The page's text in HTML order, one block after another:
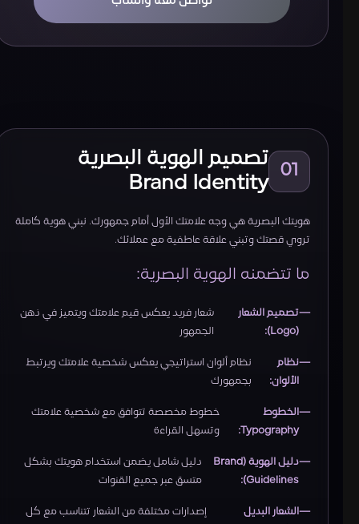
01
تصميم الهوية البصرية
Brand Identity
هويتك البصرية هي وجه علامتك الأول أمام جمهورك. نبني هوية كاملة
تروي قصتك وتبني علاقة عاطفية مع عملائك.
ما تتضمنه الهوية البصرية:
تصميم الشعار
(Logo):
شعار فريد يعكس قيم علامتك ويتميز في ذهن
الجمهور
نظام
الألوان:
نظام ألوان استراتيجي يعكس شخصية علامتك ويرتبط
بجمهورك
الخطوط
Typography:
خطوط مخصصة تتوافق مع شخصية علامتك
وتسهل القراءة
دليل الهوية (Brand
Guidelines):
دليل شامل يضمن استخدام هويتك بشكل
متسق عبر جميع القنوات
الشعار البديل
إصدارات مختلفة من الشعار تتناسب مع كل